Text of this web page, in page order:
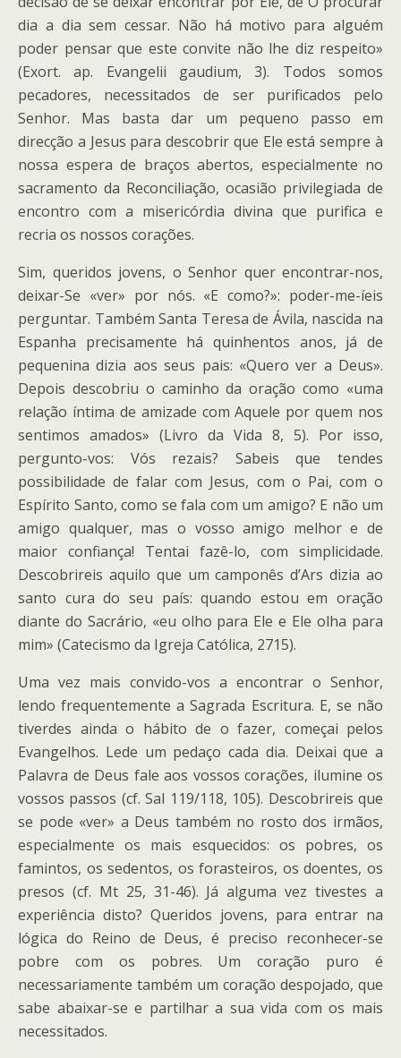
dia a dia sem cessar. Não há motivo para alguém
poder pensar que este convite não lhe diz respeito»
(Exort. ap. Evangelii gaudium, 3). Todos somos
pecadores, necessitados de ser purificados pelo
Senhor. Mas basta dar um pequeno passo em
direcção a Jesus para descobrir que Ele está sempre à
nossa espera de braços abertos, especialmente no
sacramento da Reconciliação, ocasião privilegiada de
encontro com a misericórdia divina que purifica e
recria os nossos corações.
Sim, queridos jovens, o Senhor quer encontrar-nos,
deixar-Se «ver» por nós. «E como?»: poder-me-íeis
perguntar. Também Santa Teresa de Ávila, nascida na
Espanha precisamente há quinhentos anos, já de
pequenina dizia aos seus pais: «Quero ver a Deus».
Depois descobriu o caminho da oração como «uma
relação íntima de amizade com Aquele por quem nos
sentimos amados» (Livro da Vida 8, 5). Por isso,
pergunto-vos: Vós rezais? Sabeis que tendes
possibilidade de falar com Jesus, com o Pai, com o
Espírito Santo, como se fala com um amigo? E não um
amigo qualquer, mas o vosso amigo melhor e de
maior confiança! Tentai fazê-lo, com simplicidade.
Descobrireis aquilo que um camponês d’Ars dizia ao
santo cura do seu país: quando estou em oração
diante do Sacrário, «eu olho para Ele e Ele olha para
mim» (Catecismo da Igreja Católica, 2715).
Uma vez mais convido-vos a encontrar o Senhor,
lendo frequentemente a Sagrada Escritura. E, se não
tiverdes ainda o hábito de o fazer, começai pelos
Evangelhos. Lede um pedaço cada dia. Deixai que a
Palavra de Deus fale aos vossos corações, ilumine os
vossos passos (cf. Sal 119/118, 105). Descobrireis que
se pode «ver» a Deus também no rosto dos irmãos,
especialmente os mais esquecidos: os pobres, os
famintos, os sedentos, os forasteiros, os doentes, os
presos (cf. Mt 25, 31-46). Já alguma vez tivestes a
experiência disto? Queridos jovens, para entrar na
lógica do Reino de Deus, é preciso reconhecer-se
pobre com os pobres. Um coração puro é
necessariamente também um coração despojado, que
sabe abaixar-se e partilhar a sua vida com os mais
necessitados.